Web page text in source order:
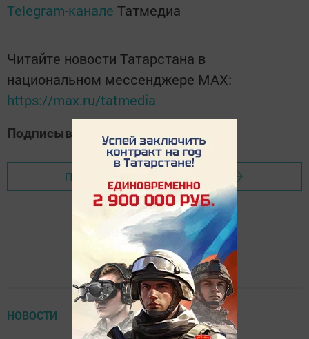
Telegram-канале Татмедиа
Читайте новости Татарстана в
национальном мессенджере MАХ:
https://max.ru/tatmedia
Подписывайтесь на наш
Перейти на страницу новости
НОВОСТИ